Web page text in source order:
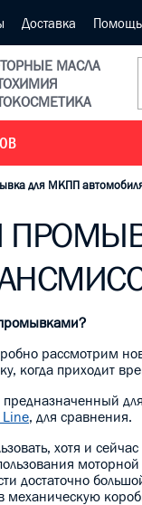
Доставка Помощь
МАСЛА
для МКПП
рассмотрим
когда приходит
предназначенный
Line, для сравнения.
хотя и
достаточно
механическую